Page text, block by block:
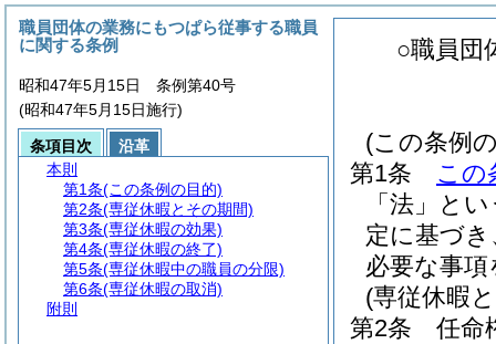
○職員団
(この条例
第1条
この
「法」と
定に基づ
必要な事
(専従休暇
第2条
任命
職員団体の業務にもつぱら従事する職員
に関する条例
昭和47年5月15日 条例第40号
(昭和47年5月15日施行)
条項目次
沿革
本則
第1条(この条例の目的)
第2条(専従休暇とその期間)
第3条(専従休暇の効果)
第4条(専従休暇の終了)
第5条(専従休暇中の職員の分限)
第6条(専従休暇の取消)
附則